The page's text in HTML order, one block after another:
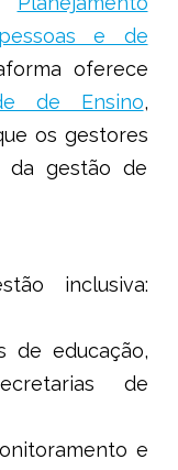
e de
oferece
de Ensino,
os gestores
da gestão de
inclusiva:
de educação,
de
e